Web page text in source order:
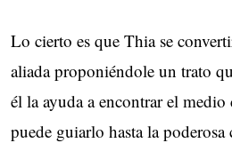
Lo cierto es que Thia se
aliada proponiéndole un trato
él la ayuda a encontrar el
puede guiarlo hasta la